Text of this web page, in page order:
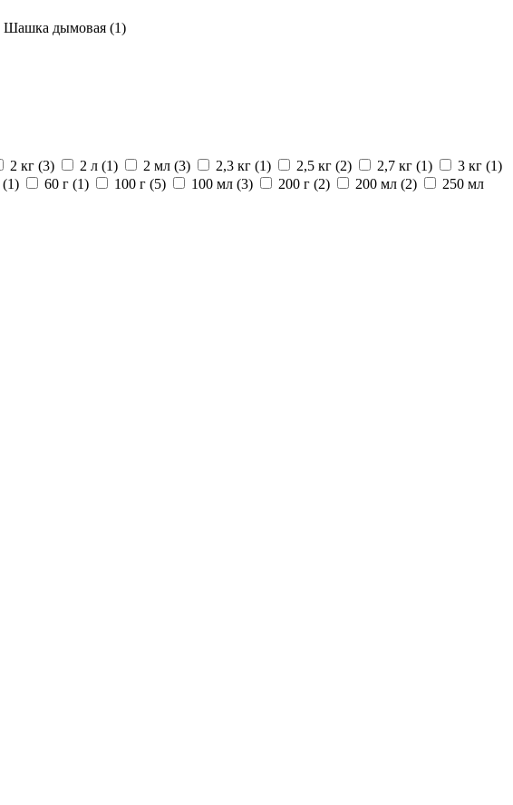
Шашка дымовая (1)
2 кг (3) 2 л (1) 2 мл (3) 2,3 кг (1) 2,5 кг (2) 2,7 кг (1) 3 кг (1)
(1) 60 г (1) 100 г (5) 100 мл (3) 200 г (2) 200 мл (2)
250 мл